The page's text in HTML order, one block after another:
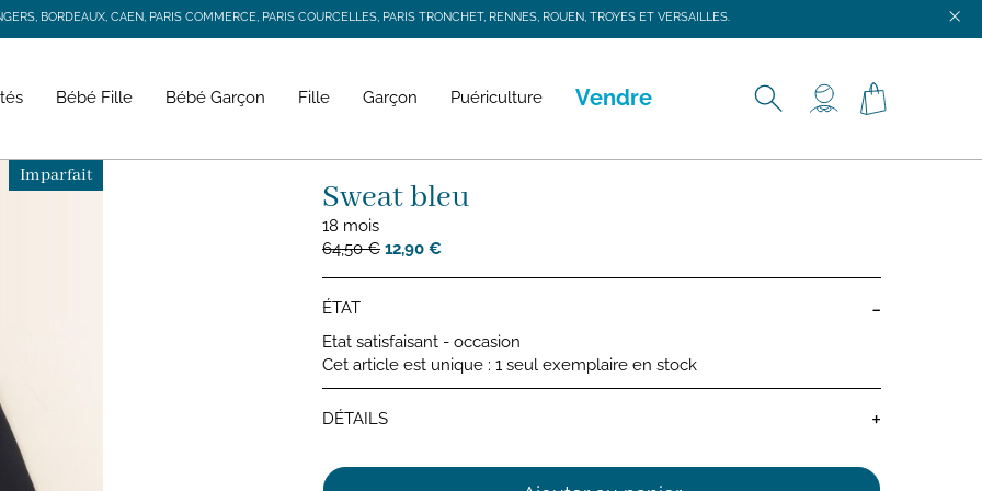
BORDEAUX, CAEN, PARIS COMMERCE, PARIS COURCELLES, PARIS TRONCHET, RENNES, ROUEN, TROYES ET VERSAILLES.
Bébé Fille Bébé Garçon Fille Garçon Puériculture Vendre
Imparfait
Sweat bleu
18 mois
64,50 € 12,90 €
ÉTAT -
Etat satisfaisant - occasion
Cet article est unique : 1 seul exemplaire en stock
DÉTAILS +